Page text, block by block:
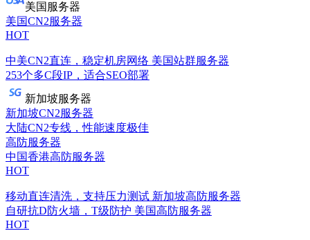
美国服务器
美国CN2服务器
HOT
中美CN2直连，稳定机房网络 美国站群服务器
253个多C段IP，适合SEO部署
新加坡服务器
新加坡CN2服务器
大陆CN2专线，性能速度极佳
高防服务器
中国香港高防服务器
HOT
移动直连清洗，支持压力测试 新加坡高防服务器
自研抗D防火墙，T级防护 美国高防服务器
HOT